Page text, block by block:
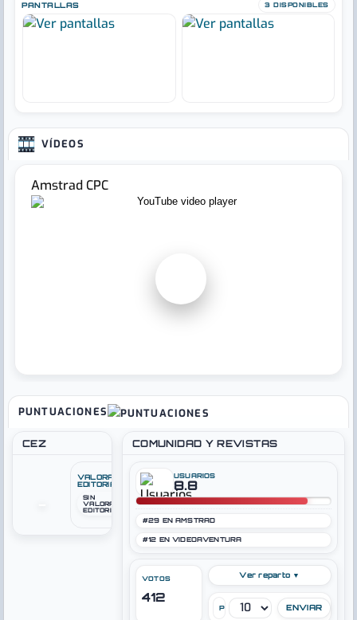
PANTALLAS 3 DISPONIBLES
VÍDEOS
Amstrad CPC
PUNTUACIONES
CEZ
VALORACIÓN
EDITORIAL
SIN
VALORACIÓN
EDITORIAL
COMUNIDAD Y REVISTAS
USUARIOS
8.8
#29 EN AMSTRAD
#12 EN VIDEOAVENTURA
VOTOS
412
Ver reparto ▼
PUNTÚA